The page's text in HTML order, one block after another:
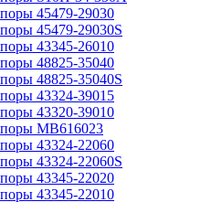
45479-29030
45479-29030S
43345-26010
48825-35040
48825-35040S
43324-39015
43320-39010
MB616023
43324-22060
43324-22060S
43345-22020
43345-22010